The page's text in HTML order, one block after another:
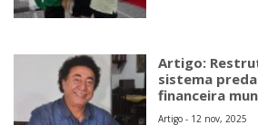
Artigo:
sistema
financeira
Artigo - 12 nov, 2025